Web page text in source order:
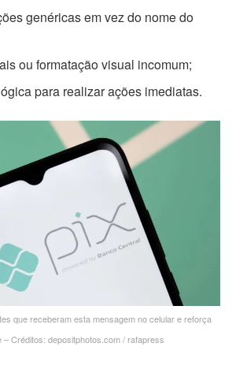
genéricas em vez do nome do
ou formatação visual incomum;
para realizar ações imediatas.
que receberam esta mensagem no celular e reforça
– Créditos: depositphotos.com / rafapress